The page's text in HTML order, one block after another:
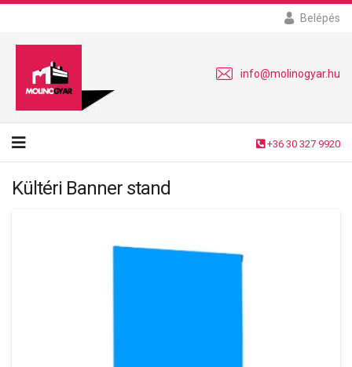
Belépés
info@molinogyar.hu
+36 30 327 9920
Kültéri Banner stand